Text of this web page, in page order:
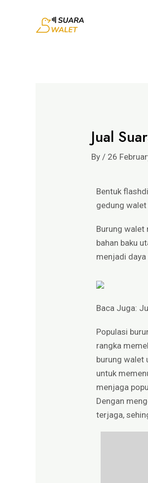
Jual
By / 26
Bentuk
gedung
Burung walet
bahan baku
menjadi
Baca Juga:
Populasi
rangka
burung walet
untuk
menjaga
Dengan
terjaga,